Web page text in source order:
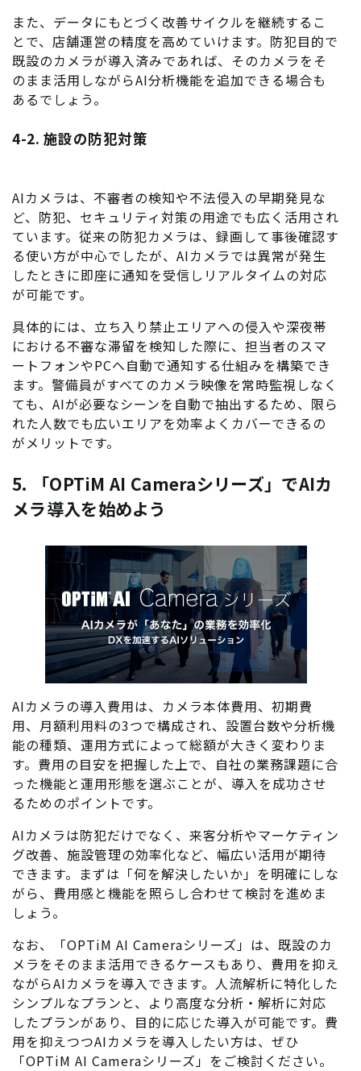
また、データにもとづく改善サイクルを継続するこ
とで、店舗運営の精度を高めていけます。防犯目的で
既設のカメラが導入済みであれば、そのカメラをそ
のまま活用しながらAI分析機能を追加できる場合も
あるでしょう。
4-2. 施設の防犯対策
AIカメラは、不審者の検知や不法侵入の早期発見な
ど、防犯、セキュリティ対策の用途でも広く活用され
ています。従来の防犯カメラは、録画して事後確認す
る使い方が中心でしたが、AIカメラでは異常が発生
したときに即座に通知を受信しリアルタイムの対応
が可能です。
具体的には、立ち入り禁止エリアへの侵入や深夜帯
における不審な滞留を検知した際に、担当者のスマ
ートフォンやPCへ自動で通知する仕組みを構築でき
ます。警備員がすべてのカメラ映像を常時監視しなく
ても、AIが必要なシーンを自動で抽出するため、限ら
れた人数でも広いエリアを効率よくカバーできるの
がメリットです。
5. 「OPTiM AI Cameraシリーズ」でAIカ
メラ導入を始めよう
AIカメラの導入費用は、カメラ本体費用、初期費
用、月額利用料の3つで構成され、設置台数や分析機
能の種類、運用方式によって総額が大きく変わりま
す。費用の目安を把握した上で、自社の業務課題に合
った機能と運用形態を選ぶことが、導入を成功させ
るためのポイントです。
AIカメラは防犯だけでなく、来客分析やマーケティン
グ改善、施設管理の効率化など、幅広い活用が期待
できます。まずは「何を解決したいか」を明確にしな
がら、費用感と機能を照らし合わせて検討を進めま
しょう。
なお、「OPTiM AI Cameraシリーズ 」は、既設のカ
メラをそのまま活用できるケースもあり、費用を抑え
ながらAIカメラを導入できます。人流解析に特化した
シンプルなプランと、より高度な分析・解析に対応
したプランがあり、目的に応じた導入が可能です。費
用を抑えつつAIカメラを導入したい方は、ぜひ
「OPTiM AI Cameraシリーズ」をご検討ください。